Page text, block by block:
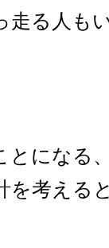
走る人も
とになる
を考える